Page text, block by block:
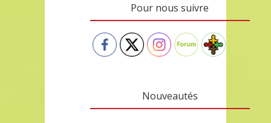
Pour nous suivre
Nouveautés